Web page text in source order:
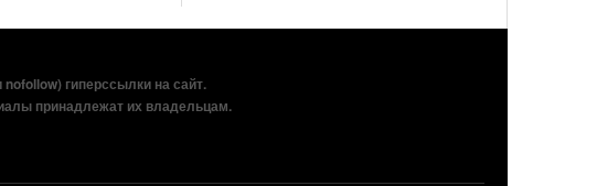
nofollow) гиперссылки на сайт.
принадлежат их владельцам.